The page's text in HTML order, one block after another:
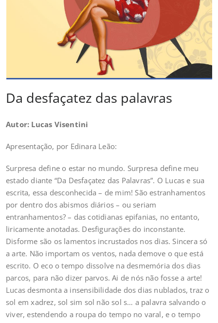
Da desfaçatez das palavras
Autor: Lucas Visentini
Apresentação, por Edinara Leão:
Surpresa define o estar no mundo. Surpresa define meu
estado diante “Da Desfaçatez das Palavras”. O Lucas e sua
escrita, essa desconhecida – de mim! São estranhamentos
por dentro dos abismos diários – ou seriam
entranhamentos? – das cotidianas epifanias, no entanto,
liricamente anotadas. Desfigurações do inconstante.
Disforme são os lamentos incrustados nos dias. Sincera só
a arte. Não importam os ventos, nada demove o que está
escrito. O eco o tempo dissolve na desmemória dos dias
parcos, para não dizer parvos. Ai de nós não fosse a arte!
Lucas desmonta a insensibilidade dos dias nublados, traz o
sol em xadrez, sol sim sol não sol s… a palavra salvando o
viver, estendendo a roupa do tempo no varal, e o tempo